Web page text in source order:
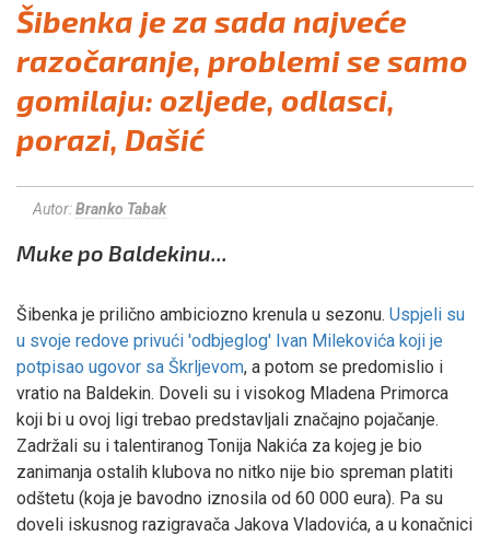
Šibenka je za sada najveće
razočaranje, problemi se samo
gomilaju: ozljede, odlasci,
porazi, Dašić
Autor:Branko Tabak
Muke po Baldekinu...
Šibenka je prilično ambiciozno krenula u sezonu. Uspjeli su
u svoje redove privući 'odbjeglog' Ivan Milekovića koji je
potpisao ugovor sa Škrljevom, a potom se predomislio i
vratio na Baldekin. Doveli su i visokog Mladena Primorca
koji bi u ovoj ligi trebao predstavljali značajno pojačanje.
Zadržali su i talentiranog Tonija Nakića za kojeg je bio
zanimanja ostalih klubova no nitko nije bio spreman platiti
odštetu (koja je bavodno iznosila od 60 000 eura). Pa su
doveli iskusnog razigravača Jakova Vladovića, a u konačnici